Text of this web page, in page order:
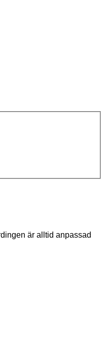
är alltid anpassad